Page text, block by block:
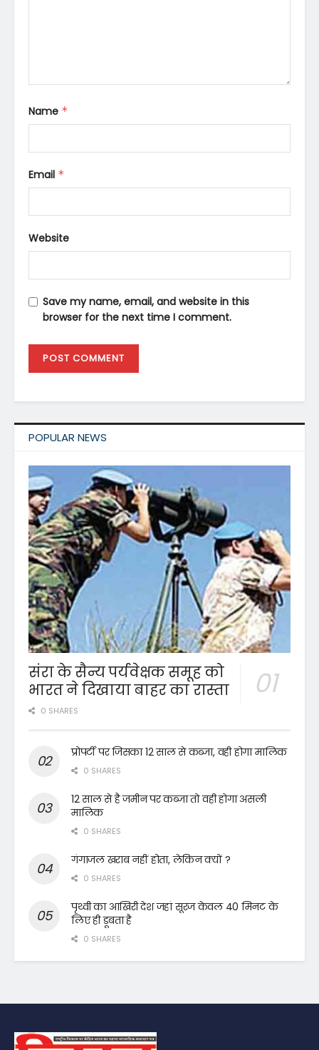
Name *
Email *
Website
Save my name, email, and website in this
browser for the next time I comment.
POPULAR NEWS
संरा के सैन्य पर्यवेक्षक समूह को
भारत ने दिखाया बाहर का रास्ता
0 SHARES
प्रोपर्टी पर जिसका 12 साल से कब्जा, वही होगा मालिक
0 SHARES
12 साल से है जमीन पर कब्जा तो वही होगा असली
मालिक
0 SHARES
गंगाजल खराब नहीं होता, लेकिन क्यों ?
0 SHARES
पृथ्वी का आखिरी देश जहां सूरज केवल 40 मिनट के
लिए ही डूबता है
0 SHARES